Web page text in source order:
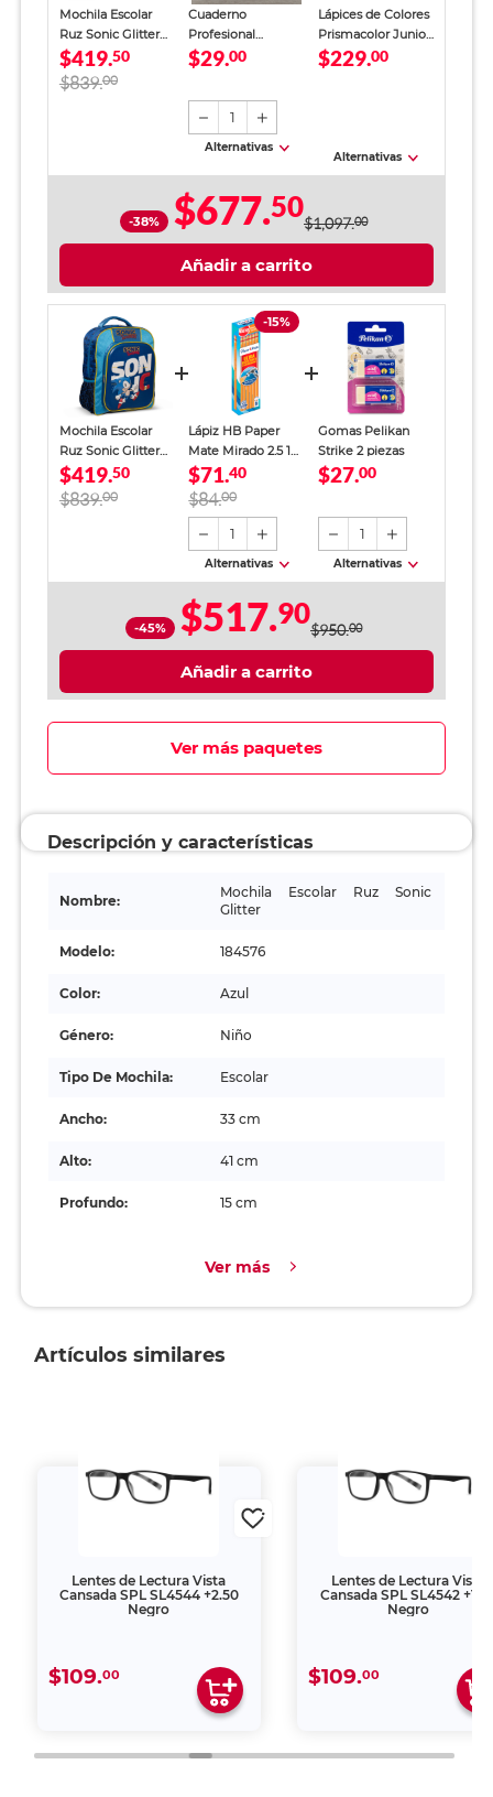
Mochila Escolar
Ruz Sonic Glitter
Azul Niño
$419.50
$839.00
Cuaderno
Profesional
SkyBook Go Plus
$29.00
1
Alternativas
Lápices de Colores
Prismacolor Junior
24 piezas
$229.00
Alternativas
-38% $677.50$1,097.00
Añadir a carrito
Mochila Escolar
Ruz Sonic Glitter
Azul Niño
$419.50
$839.00
-15%
Lápiz HB Paper
Mate Mirado 2.5 12
piezas
$71.40
$84.00
1
Alternativas
Gomas Pelikan
Strike 2 piezas
$27.00
1
Alternativas
-45% $517.90$950.00
Añadir a carrito
Ver más paquetes
Descripción y características
Nombre:
Mochila Escolar Ruz Sonic
Glitter
Modelo: 184576
Color: Azul
Género: Niño
Tipo De Mochila: Escolar
Ancho: 33 cm
Alto: 41 cm
Profundo: 15 cm
Ver más
Artículos similares
Lentes de Lectura Vista
Cansada SPL SL4544 +2.50
Negro
$109.00
Lentes de Lectura Vista
Cansada SPL SL4542
Negro
$109.00